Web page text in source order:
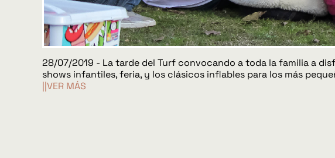
28/07/2019 - La tarde del Turf convocando a toda la familia a
shows infantiles, feria, y los clásicos inflables para los más
||VER MÁS